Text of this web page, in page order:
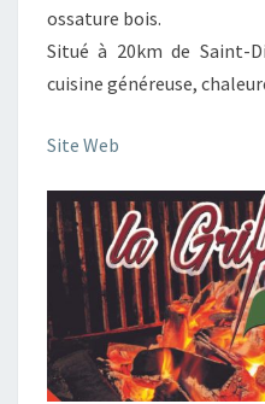
ossature bois.
Situé à 20km de Saint-
cuisine généreuse,
Site Web